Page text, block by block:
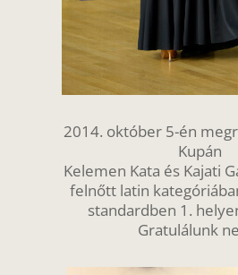
2014. október 5-én
Kupán
Kelemen Kata és Kajati
felnőtt latin
standardben 1.
Gratulálunk